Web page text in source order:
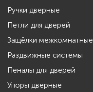
Ручки дверные
Петли для дверей
Защёлки межкомнатные
Раздвижные системы
Пеналы для дверей
Упоры дверные